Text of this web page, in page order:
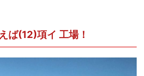
ば(12)項イ 工場！